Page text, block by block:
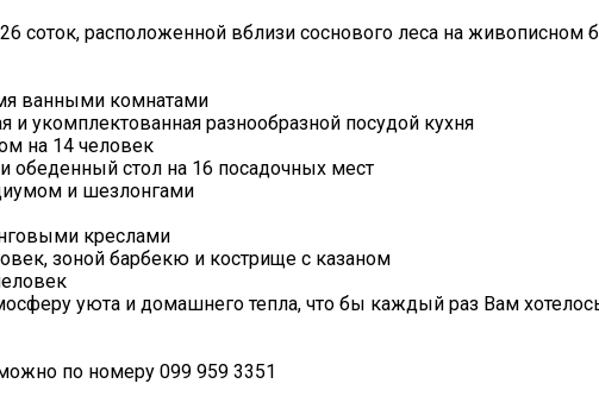
соток, расположенной вблизи соснового леса на живописном
ванными комнатами
и укомплектованная разнообразной посудой кухня
на 14 человек
обеденный стол на 16 посадочных мест
и шезлонгами
креслами
зоной барбекю и кострище с казаном
уюта и домашнего тепла, что бы каждый раз Вам
по номеру 099 959 3351